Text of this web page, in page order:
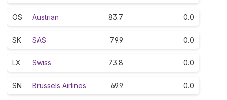
OS Austrian 83.7 0.0
SK SAS 79.9 0.0
LX Swiss 73.8 0.0
SN Brussels Airlines 69.9 0.0